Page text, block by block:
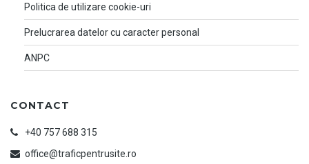
Politica de utilizare cookie-uri
Prelucrarea datelor cu caracter personal
ANPC
CONTACT
+40 757 688 315
office@traficpentrusite.ro